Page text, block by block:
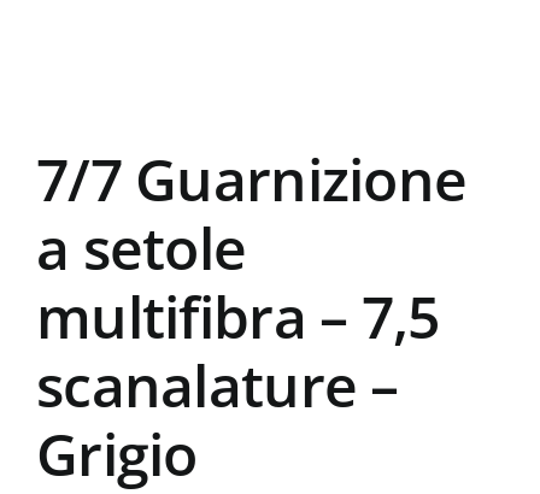
7/7 Guarnizione
a setole
multifibra – 7,5
scanalature –
Grigio